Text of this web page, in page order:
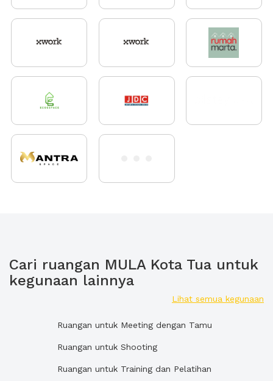
Cari ruangan MULA Kota Tua untuk
kegunaan lainnya
Lihat semua kegunaan
Ruangan untuk Meeting dengan Tamu
Ruangan untuk Shooting
Ruangan untuk Training dan Pelatihan